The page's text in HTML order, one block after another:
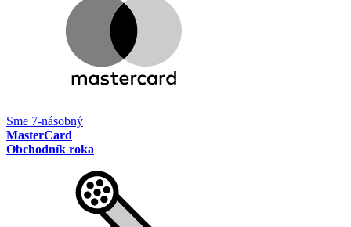
Sme 7-násobný
MasterCard
Obchodník roka